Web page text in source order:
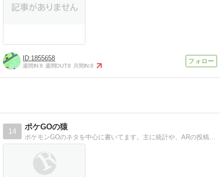
1855658
週間IN:8 週間OUT:8 月間IN:8
14
ポケGOの猿
ポケモンGOのネタを中心に書いてます。主に統計や、ARの投稿、が中心です。